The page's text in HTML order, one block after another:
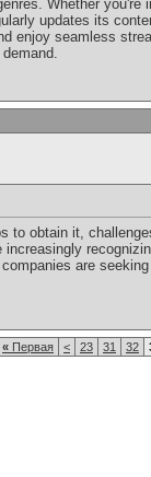
Whether you're
updates its
enjoy seamless
to obtain it,
are
« Первая < 23 31 32